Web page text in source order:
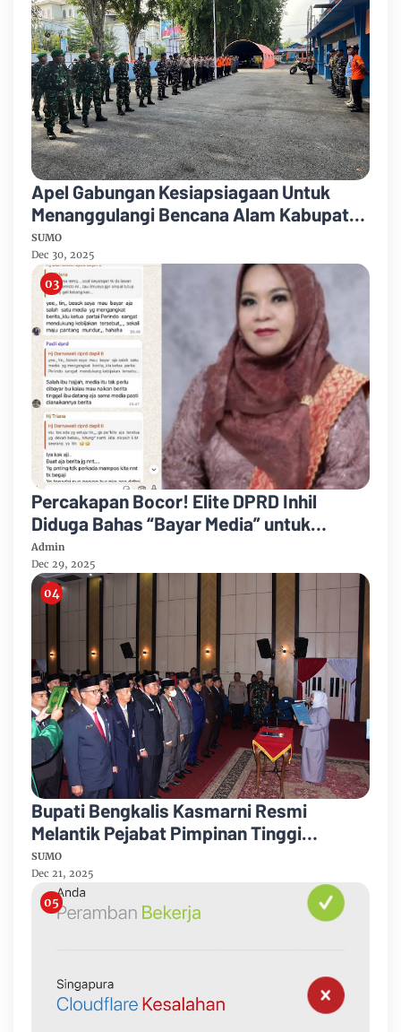
Apel Gabungan Kesiapsiagaan Untuk
Menanggulangi Bencana Alam Kabupaten
Bengkalis
SUMO
Dec 30, 2025
Percakapan Bocor! Elite DPRD Inhil
Diduga Bahas “Bayar Media” untuk
Dukung Kebijakan
Admin
Dec 29, 2025
Bupati Bengkalis Kasmarni Resmi
Melantik Pejabat Pimpinan Tinggi
Pratama
SUMO
Dec 21, 2025